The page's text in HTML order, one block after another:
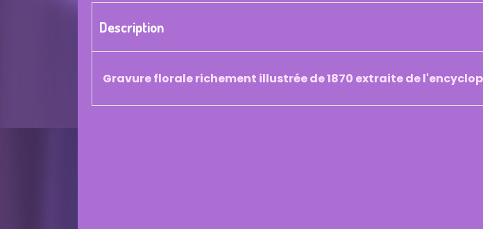
Description
Gravure florale richement illustrée de 1870 extraite de